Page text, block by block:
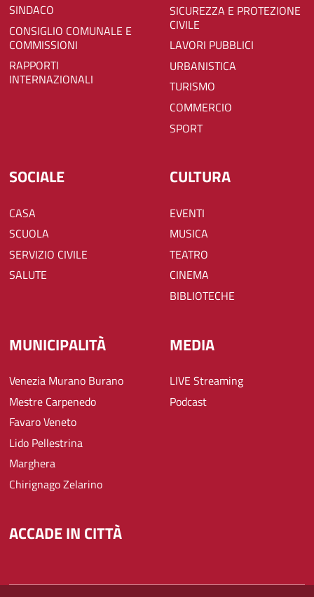
SINDACO
CONSIGLIO COMUNALE E
COMMISSIONI
RAPPORTI
INTERNAZIONALI
SICUREZZA E PROTEZIONE
CIVILE
LAVORI PUBBLICI
URBANISTICA
TURISMO
COMMERCIO
SPORT
SOCIALE
CASA
SCUOLA
SERVIZIO CIVILE
SALUTE
CULTURA
EVENTI
MUSICA
TEATRO
CINEMA
BIBLIOTECHE
MUNICIPALITÀ
Venezia Murano Burano
Mestre Carpenedo
Favaro Veneto
Lido Pellestrina
Marghera
Chirignago Zelarino
MEDIA
LIVE Streaming
Podcast
ACCADE IN CITTÀ